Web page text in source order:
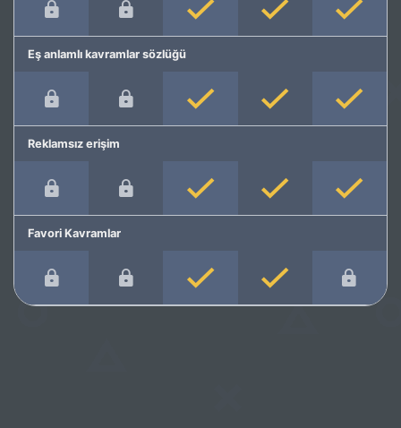
Eş anlamlı kavramlar sözlüğü
Reklamsız erişim
Favori Kavramlar